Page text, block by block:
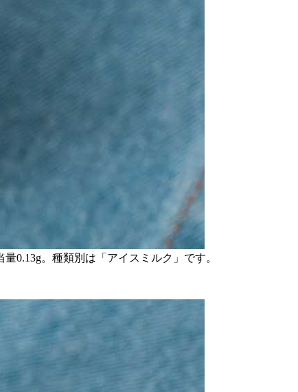
0.13g。種類別は「アイスミルク」です。